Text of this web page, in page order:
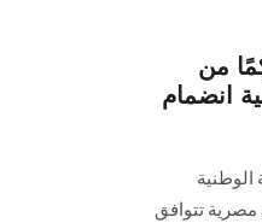
من
انضمام
الوطنية
مصرية تتوافق